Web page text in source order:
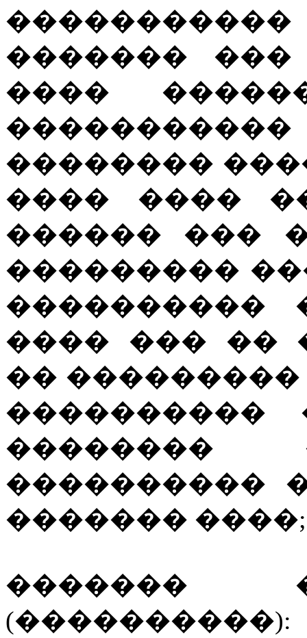
��������߻ �
������� ���
����
��������
���� ����
������ ���
���������
����������
���� ��� ��
��
����������
��������
����������
������� ����;
�������
(����������):